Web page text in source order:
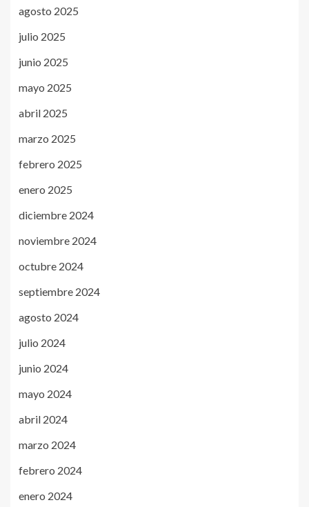
agosto 2025
julio 2025
junio 2025
mayo 2025
abril 2025
marzo 2025
febrero 2025
enero 2025
diciembre 2024
noviembre 2024
octubre 2024
septiembre 2024
agosto 2024
julio 2024
junio 2024
mayo 2024
abril 2024
marzo 2024
febrero 2024
enero 2024